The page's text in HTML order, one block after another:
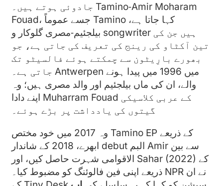
جادوئی ہوتے ہیں۔ Tamino‑Amir Moharam
Fouad، جسے عموماً Tamino کہا جاتا ہے،
بیلجئیم‑مصری گلوکار و songwriter ہیں جن کی
تین آکٹاو کی رینج کی تعریف کی جاتی ہے، جو
بھورے بارِیٹون سے چمکتے ہوئے فالسیٹو تک
جاتی ہے۔ Antwerpen میں 1996 میں پیدا ہونے
والے، ان کی ماں بیلجئیم اور والد مصری ہیں؛ وہ
اپنے دادا Muharram Fouad کے عربی کلاسیکی
گیتوں کی یادداشت پر بڑے ہوئے۔
وہ 2017 میں خود مختص Tamino EP کے ذریعے
ابھرے، 2018 کے شاندار debut البم Amir سے بین
الاقوامی شہرت حاصل کیں، اور Sahar (2022) کے
ذریعے اپنی فین فالوئنگ کو مضبوط کیا۔ NPR نے ان